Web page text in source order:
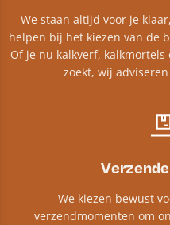
We staan altijd voor je
helpen bij het kiezen van de
Of je nu kalkverf,
zoekt, wij
We kiezen bewust
verzendmomenten om